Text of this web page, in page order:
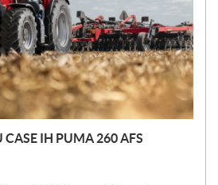
IH PUMA 260 AFS